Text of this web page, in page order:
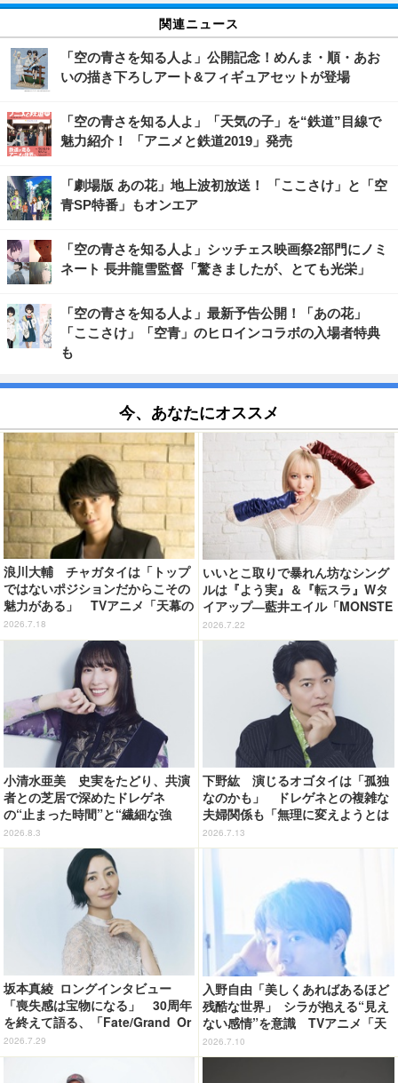
関連ニュース
「空の青さを知る人よ」公開記念！めんま・順・あお
いの描き下ろしアート&フィギュアセットが登場
「空の青さを知る人よ」「天気の子」を“鉄道”目線で
魅力紹介！ 「アニメと鉄道2019」発売
「劇場版 あの花」地上波初放送！ 「ここさけ」と「空
青SP特番」もオンエア
「空の青さを知る人よ」シッチェス映画祭2部門にノミ
ネート 長井龍雪監督「驚きましたが、とても光栄」
「空の青さを知る人よ」最新予告公開！「あの花」
「ここさけ」「空青」のヒロインコラボの入場者特典
も
今、あなたにオススメ
浪川大輔 チャガタイは「トップ
ではないポジションだからこその
魅力がある」 TVアニメ「天幕の
ジャードゥーガル」インタビュー
（７）
2026.7.18
いいとこ取りで暴れん坊なシング
ルは『よう実』＆『転スラ』Wタ
イアップ―藍井エイル「MONSTE
R/絵空事」リリース記念インタビ
ュー
2026.7.22
小清水亜美 史実をたどり、共演
者との芝居で深めたドレゲネ
の“止まった時間”と“繊細な強
さ” TVアニメ「天幕のジャード
ゥーガル」インタビュー（９）
2026.8.3
下野紘 演じるオゴタイは「孤独
なのかも」 ドレゲネとの複雑な
夫婦関係も「無理に変えようとは
しない」TVアニメ「天幕のジャー
ドゥーガル」インタビュー（５）
2026.7.13
坂本真綾 ロングインタビュー
「喪失感は宝物になる」 30周年
を終えて語る、「Fate/Grand Or
der」11年の軌跡とベストアルバ
ム「余韻」
2026.7.29
入野自由「美しくあればあるほど
残酷な世界」 シラが抱える“見え
ない感情”を意識 TVアニメ「天
幕のジャードゥーガル」インタビ
ュー（４）
2026.7.10